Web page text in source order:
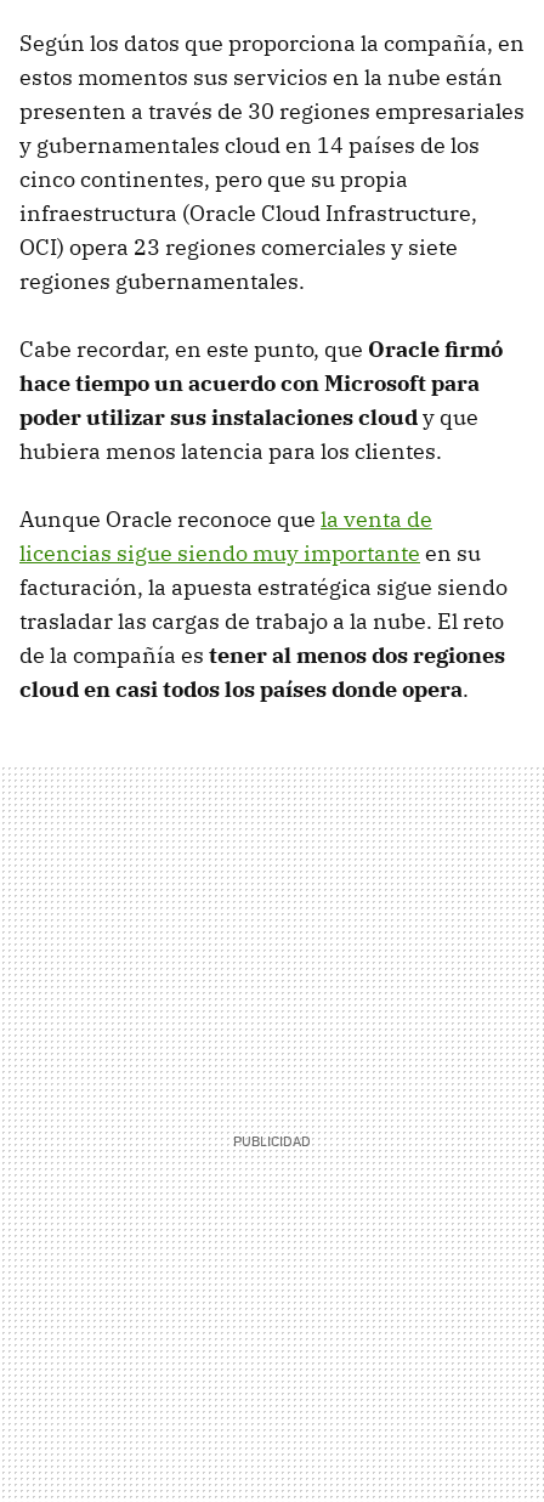
Según los datos que proporciona la compañía, en
estos momentos sus servicios en la nube están
presenten a través de 30 regiones empresariales
y gubernamentales cloud en 14 países de los
cinco continentes, pero que su propia
infraestructura (Oracle Cloud Infrastructure,
OCI) opera 23 regiones comerciales y siete
regiones gubernamentales.
Cabe recordar, en este punto, que Oracle firmó
hace tiempo un acuerdo con Microsoft para
poder utilizar sus instalaciones cloudy que
hubiera menos latencia para los clientes.
Aunque Oracle reconoce que la venta de
licencias sigue siendo muy importante en su
facturación, la apuesta estratégica sigue siendo
trasladar las cargas de trabajo a la nube. El reto
de la compañía es tener al menos dos regiones
cloud en casi todos los países donde opera.